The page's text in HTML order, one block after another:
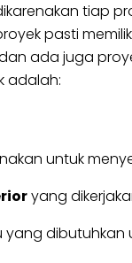
tiap
pasti
ada juga
adalah:
untuk
yang
dibutuhkan